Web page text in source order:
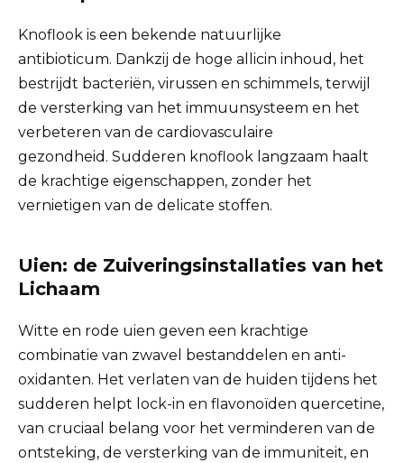
Knoflook is een bekende natuurlijke
antibioticum. Dankzij de hoge allicin inhoud, het
bestrijdt bacteriën, virussen en schimmels, terwijl
de versterking van het immuunsysteem en het
verbeteren van de cardiovasculaire
gezondheid. Sudderen knoflook langzaam haalt
de krachtige eigenschappen, zonder het
vernietigen van de delicate stoffen.
Uien: de Zuiveringsinstallaties van het
Lichaam
Witte en rode uien geven een krachtige
combinatie van zwavel bestanddelen en anti-
oxidanten. Het verlaten van de huiden tijdens het
sudderen helpt lock-in en flavonoïden quercetine,
van cruciaal belang voor het verminderen van de
ontsteking, de versterking van de immuniteit, en